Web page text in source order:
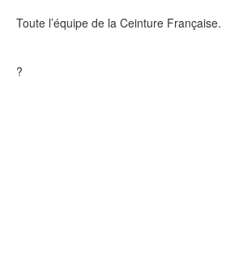
Toute l’équipe de la Ceinture Française.
?